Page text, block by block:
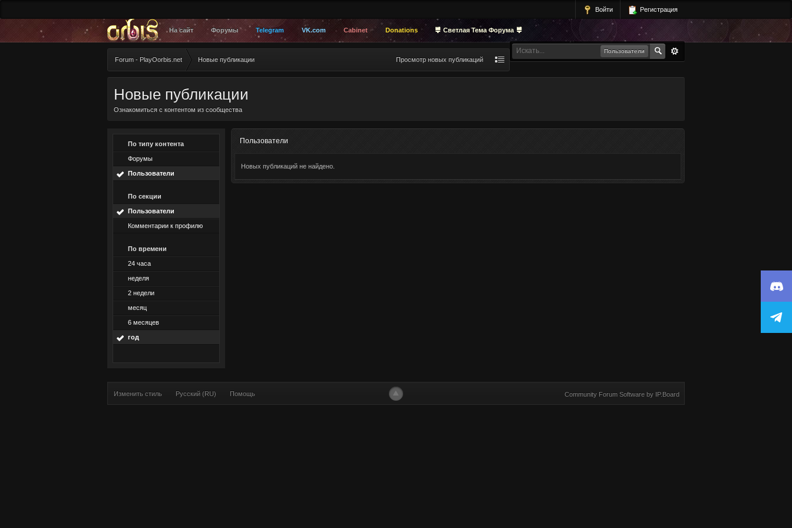
Войти Регистрация
На сайт Форумы Telegram VK.com Cabinet Donations Светлая Тема Форума
Пользователи
Forum - PlayOorbis.net Новые публикации Просмотр новых публикаций
Новые публикации
Ознакомиться с контентом из сообщества
По типу контента
Форумы
Пользователи
По секции
Пользователи
Комментарии к профилю
По времени
24 часа
неделя
2 недели
месяц
6 месяцев
год
Пользователи
Новых публикаций не найдено.
Community Forum Software by IP.Board
Изменить стиль Русский (RU) Помощь